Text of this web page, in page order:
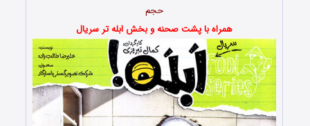
حجم
همراه با پشت صحنه و بخش ابله تر سریال